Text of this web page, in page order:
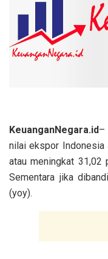
KeuanganNegara.id–
nilai ekspor Indonesia
atau meningkat 31,02
Sementara jika
(yoy).